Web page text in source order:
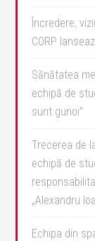
Încredere,
CORP
Sănătatea
echipă de
sunt gunoi”
Trecerea de
echipă de
„Alexandru
Echipa din